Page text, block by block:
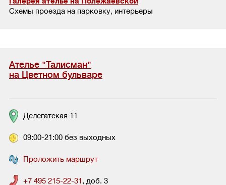
Схемы проезда на парковку, интерьеры
Ателье "Талисман"
на Цветном бульваре
Делегатская 11
09:00-21:00 без выходных
Проложить маршрут
+7 495 215-22-31, доб. 3